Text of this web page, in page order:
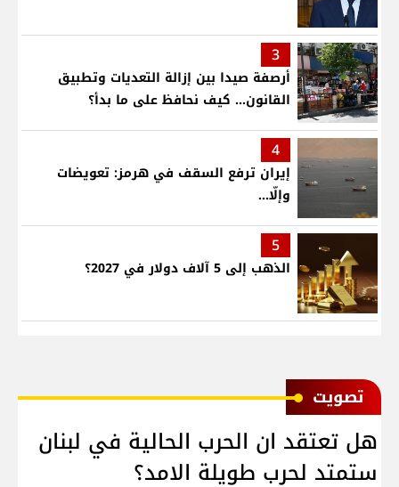
3
أرصفة صيدا بين إزالة التعديات وتطبيق
القانون... كيف نحافظ على ما بدأ؟
4
إيران ترفع السقف في هرمز: تعويضات
وإلّا...
5
الذهب إلى 5 آلاف دولار في 2027؟
ﺗﺼﻮﻳﺖ
هل تعتقد ان الحرب الحالية في لبنان
ستمتد لحرب طويلة الامد؟